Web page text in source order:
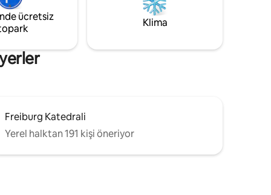
geniş
zaman Ingrid'in yerinde kalmayı tercih
ederiz."
ücretsiz
Klima
Freiburg Katedrali
Yerel halktan 191 kişi öneriyor